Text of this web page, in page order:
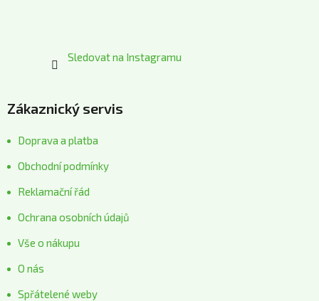
Sledovat na Instagramu
Zákaznický servis
Doprava a platba
Obchodní podmínky
Reklamační řád
Ochrana osobních údajů
Vše o nákupu
O nás
Spřátelené weby